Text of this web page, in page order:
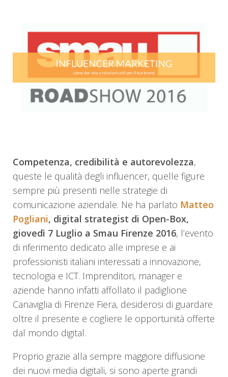
Competenza, credibilità e autorevolezza,
queste le qualità degli influencer, quelle figure
sempre più presenti nelle strategie di
comunicazione aziendale. Ne ha parlato Matteo
Pogliani, digital strategist di Open-Box,
giovedì 7 Luglio a Smau Firenze 2016, l’evento
di riferimento dedicato alle imprese e ai
professionisti italiani interessati a innovazione,
tecnologia e ICT. Imprenditori, manager e
aziende hanno infatti affollato il padiglione
Canaviglia di Firenze Fiera, desiderosi di guardare
oltre il presente e cogliere le opportunità offerte
dal mondo digital.
Proprio grazie alla sempre maggiore diffusione
dei nuovi media digitali, si sono aperte grandi